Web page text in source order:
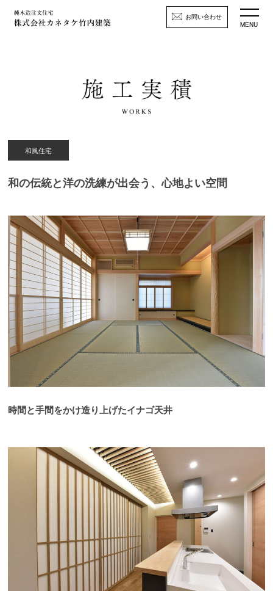
お問い合わせ
MENU
和風住宅
和の伝統と洋の洗練が出会う、心地よい空間
時間と手間をかけ造り上げたイナゴ天井